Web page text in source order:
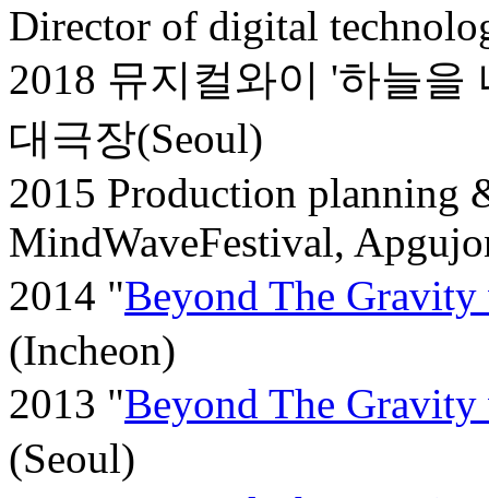
Director of digital
2018 뮤지컬와이 '하늘
대극장(Seoul)
2015 Production planning
MindWaveFestival,
2014 "Beyond The
(Incheon)
2013 "Beyond The
(Seoul)